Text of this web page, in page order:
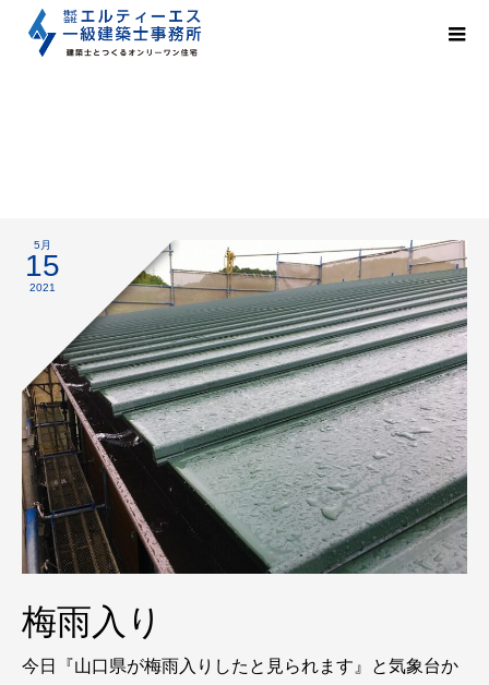
梅雨入り
5月
15
2021
梅雨入り
今日『山口県が梅雨入りしたと見られます』と気象台か